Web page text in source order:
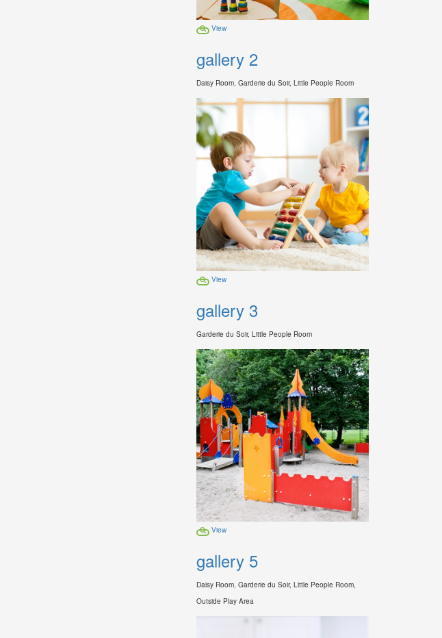
View
gallery 2
Daisy Room, Garderie du Soir, Little People Room
View
gallery 3
Garderie du Soir, Little People Room
View
gallery 5
Daisy Room, Garderie du Soir, Little People Room,
Outside Play Area